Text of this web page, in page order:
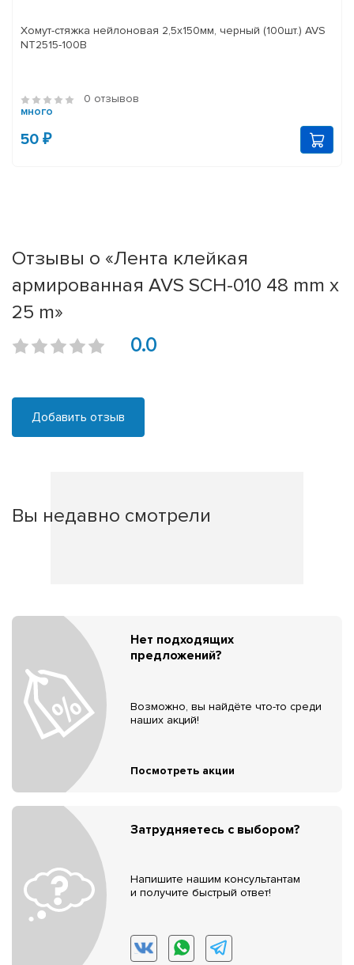
Хомут-стяжка нейлоновая 2,5х150мм, черный (100шт.) AVS
NT2515-100B
0 отзывов
много
50 ₽
Отзывы о «Лента клейкая
армированная AVS SCH-010 48 mm x
25 m»
0.0
Добавить отзыв
Вы недавно смотрели
Нет подходящих
предложений?
Возможно, вы найдёте что-то среди
наших акций!
Посмотреть акции
Затрудняетесь с выбором?
Напишите нашим консультантам
и получите быстрый ответ!